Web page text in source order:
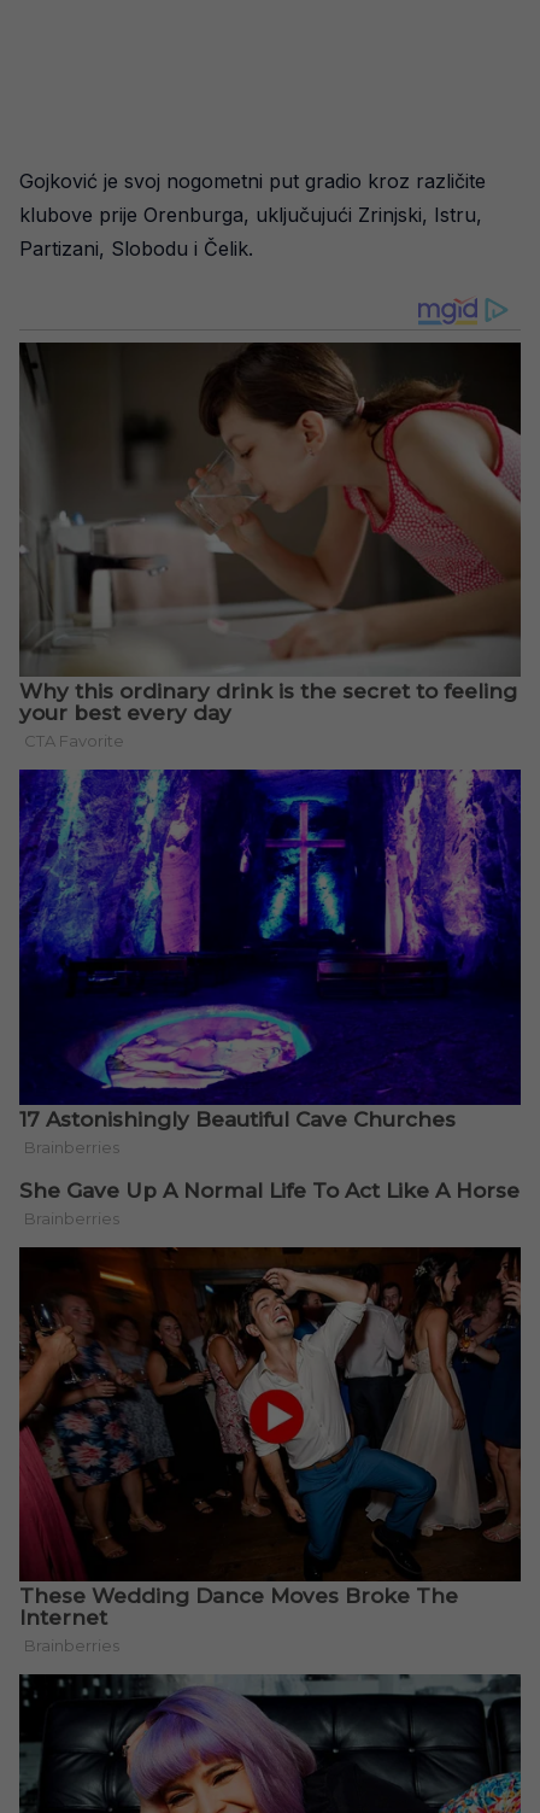
Gojković je svoj nogometni put gradio kroz različite
klubove prije Orenburga, uključujući Zrinjski, Istru,
Partizani, Slobodu i Čelik.